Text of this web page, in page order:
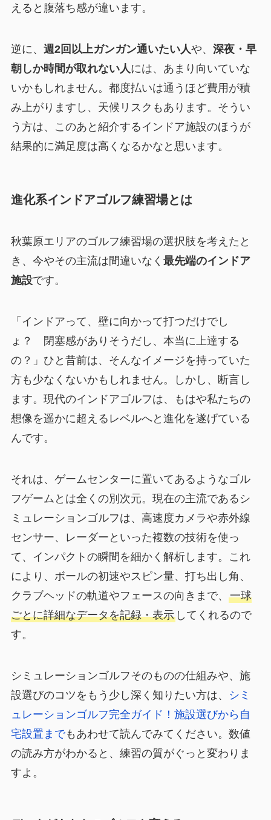
えると腹落ち感が違います。
逆に、 週2回以上ガンガン通いたい人や、 深夜・早
朝しか時間が取れない人 には、あまり向いていな
いかもしれません。都度払いは通うほど費用が積
み上がりますし、天候リスクもあります。そうい
う方は、このあと紹介するインドア施設のほうが
結果的に満足度は高くなるかなと思います。
進化系インドアゴルフ練習場とは
秋葉原エリアのゴルフ練習場の選択肢を考えたと
き、今やその主流は間違いなく 最先端のインドア
施設です。
「インドアって、壁に向かって打つだけでし
ょ？ 閉塞感がありそうだし、本当に上達する
の？」ひと昔前は、そんなイメージを持っていた
方も少なくないかもしれません。しかし、断言し
ます。現代のインドアゴルフは、もはや私たちの
想像を遥かに超えるレベルへと進化を遂げている
んです。
それは、ゲームセンターに置いてあるようなゴル
フゲームとは全くの別次元。現在の主流であるシ
ミュレーションゴルフは、高速度カメラや赤外線
センサー、レーダーといった複数の技術を使っ
て、インパクトの瞬間を細かく解析します。これ
により、ボールの初速やスピン量、打ち出し角、
クラブヘッドの軌道やフェースの向きまで、 一球
ごとに詳細なデータを記録・表示してくれるので
す。
シミュレーションゴルフそのものの仕組みや、施
設選びのコツをもう少し深く知りたい方は、
シミ
ュレーションゴルフ完全ガイド！施設選びから自
宅設置までもあわせて読んでみてください。数値
の読み方がわかると、練習の質がぐっと変わりま
すよ。